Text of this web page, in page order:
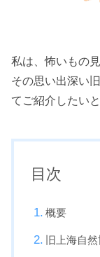
私は、怖いもの
その思い出深い
てご紹介したい
目次
概要
旧上海自